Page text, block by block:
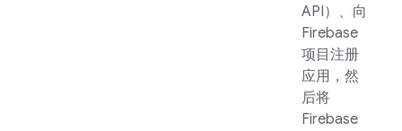
API）、向
Firebase
项目注册
应用，然
后将
Firebase